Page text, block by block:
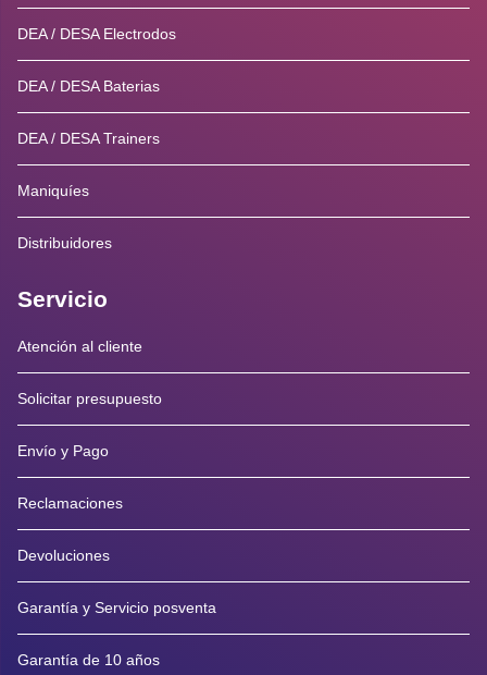
DEA / DESA Electrodos
DEA / DESA Baterias
DEA / DESA Trainers
Maniquíes
Distribuidores
Servicio
Atención al cliente
Solicitar presupuesto
Envío y Pago
Reclamaciones
Devoluciones
Garantía y Servicio posventa
Garantía de 10 años